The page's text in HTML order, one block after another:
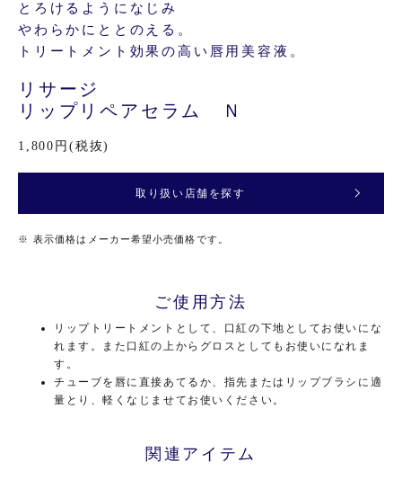
とろけるようになじみ
やわらかにととのえる。
トリートメント効果の高い唇用美容液。
リサージ
リップリペアセラム Ｎ
1,800円(税抜)
取り扱い店舗を探す
※ 表示価格はメーカー希望小売価格です。
ご使用方法
リップトリートメントとして、口紅の下地としてお使いにな
れます。また口紅の上からグロスとしてもお使いになれま
す。
チューブを唇に直接あてるか、指先またはリップブラシに適
量とり、軽くなじませてお使いください。
関連アイテム